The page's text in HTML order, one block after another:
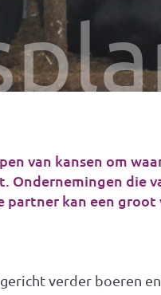
van kansen om
Ondernemingen die
kan een groot
verder boeren